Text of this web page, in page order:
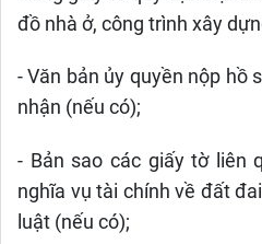
đồ nhà ở, công trình xây
- Văn bản ủy quyền nộp hồ
nhận (nếu có);
- Bản sao các giấy tờ liên
nghĩa vụ tài chính về đất
luật (nếu có);